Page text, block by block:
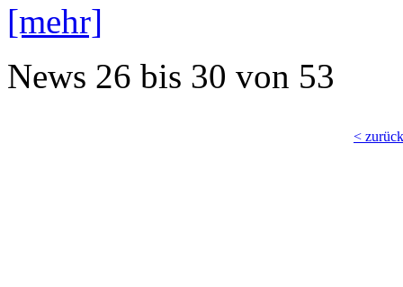
[mehr]
News 26 bis 30 von 53
< zurück